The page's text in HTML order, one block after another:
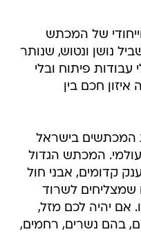
של המכתש
נושן ונטוש, שנותר
פיתוח ובלי
חכם בין
המכתשים בישראל
המכתש הגדול
קדומים, אבני חול
שמצליחים לשרוד
אם יהיה לכם מזל,
בהם נשרים, רחמים,